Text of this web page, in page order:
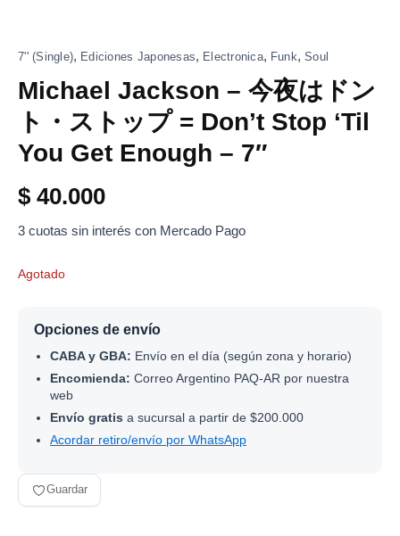
7'' (Single), Ediciones Japonesas, Electronica, Funk, Soul
Michael Jackson – 今夜はドン
ト・ストップ = Don’t Stop ‘Til
You Get Enough – 7″
$ 40.000
3 cuotas sin interés con Mercado Pago
Agotado
Opciones de envío
CABA y GBA: Envío en el día (según zona y horario)
Encomienda: Correo Argentino PAQ-AR por nuestra
web
Envío gratis a sucursal a partir de $200.000
Acordar retiro/envío por WhatsApp
Guardar